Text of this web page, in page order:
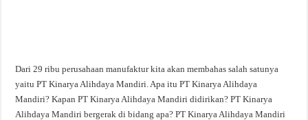
Dari 29 ribu perusahaan manufaktur kita akan membahas salah satunya
yaitu PT Kinarya Alihdaya Mandiri. Apa itu PT Kinarya Alihdaya
Mandiri? Kapan PT Kinarya Alihdaya Mandiri didirikan? PT Kinarya
Alihdaya Mandiri bergerak di bidang apa? PT Kinarya Alihdaya Mandiri